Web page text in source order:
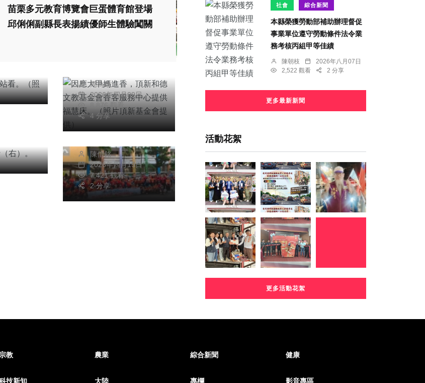
苗栗多元教育博覽會巨蛋體育館登場
邱俐俐副縣長表揚績優師生體驗闖關
一站
府提
綜合新聞 健康
文教
床。（照片頂新基金
會提供）
周為政
2026年四月09日
8,876 觀看
4 分享
士
片彰基
綜合新聞
高雄市鳳山中山國
小、大華國小畢業生
陳信銘
2026年四月19日
7,421 觀看
2 分享
社會 綜合新聞
本縣榮獲勞動部補助辦理督促
事業單位遵守勞動條件法令業
務考核丙組甲等佳績
陳朝枝
2026年八月07日
2,522 觀看
2 分享
更多最新新聞
活動花絮
更多活動花絮
宗教 農業 綜合新聞 健康
技新知 大陸 專欄 影音專區